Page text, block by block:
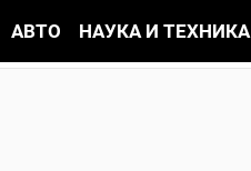
АВТО НАУКА И ТЕХНИКА